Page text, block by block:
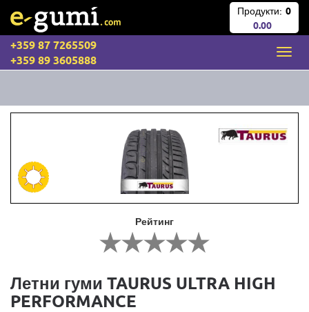
Продукти: 0
0.00
+359 87 7265509
+359 89 3605888
Рейтинг
Летни гуми TAURUS ULTRA HIGH
PERFORMANCE